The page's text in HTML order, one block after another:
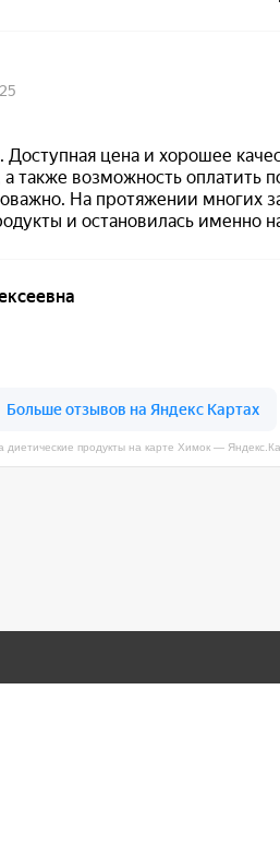
диетические продукты на карте Химок —